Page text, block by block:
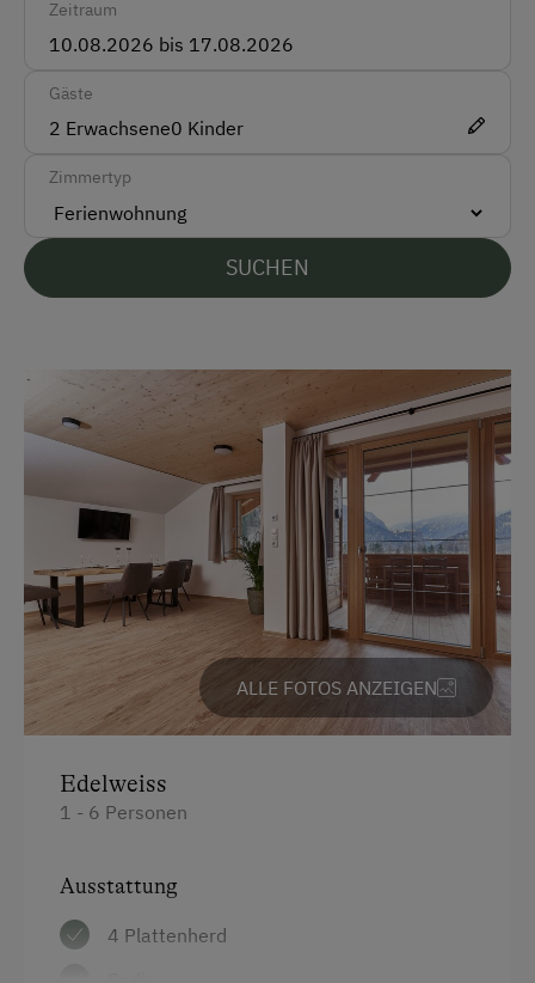
Skischuhtrockner
Bus
Taxi
Barzahlung
EC-Karte / Bankomatkarte (Maestro)
Mastercard/Eurocard
Visa
Überweisung / SEPA
Vor Ort gesprochene Sprachen
Deutsch
Englisch
Niederländisch
E-Auto Ladestation
Kostenlose Parkplätze
Zeitraum
Gäste
2 Erwachsene0 Kinder
Zimmertyp
SUCHEN
ALLE FOTOS ANZEIGEN
Edelweiss
1 - 6 Personen
Ausstattung
4 Plattenherd